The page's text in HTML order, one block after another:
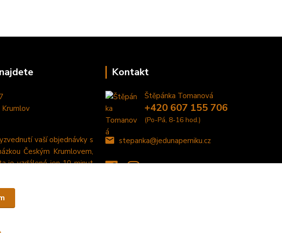
Krumlov
vaší objednávky s
Českým Krumlovem,
je vzdálené jen 10 minut
Kontakt
Štěpánka Tomanová
+420 607 155 706
(Po-Pá, 8-16 hod.)
stepanka@jedunaperniku.cz